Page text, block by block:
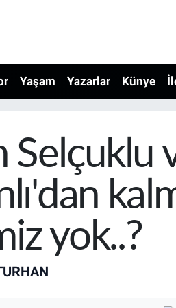
Yaşam Yazarlar Künye
Selçuklu
yok..?